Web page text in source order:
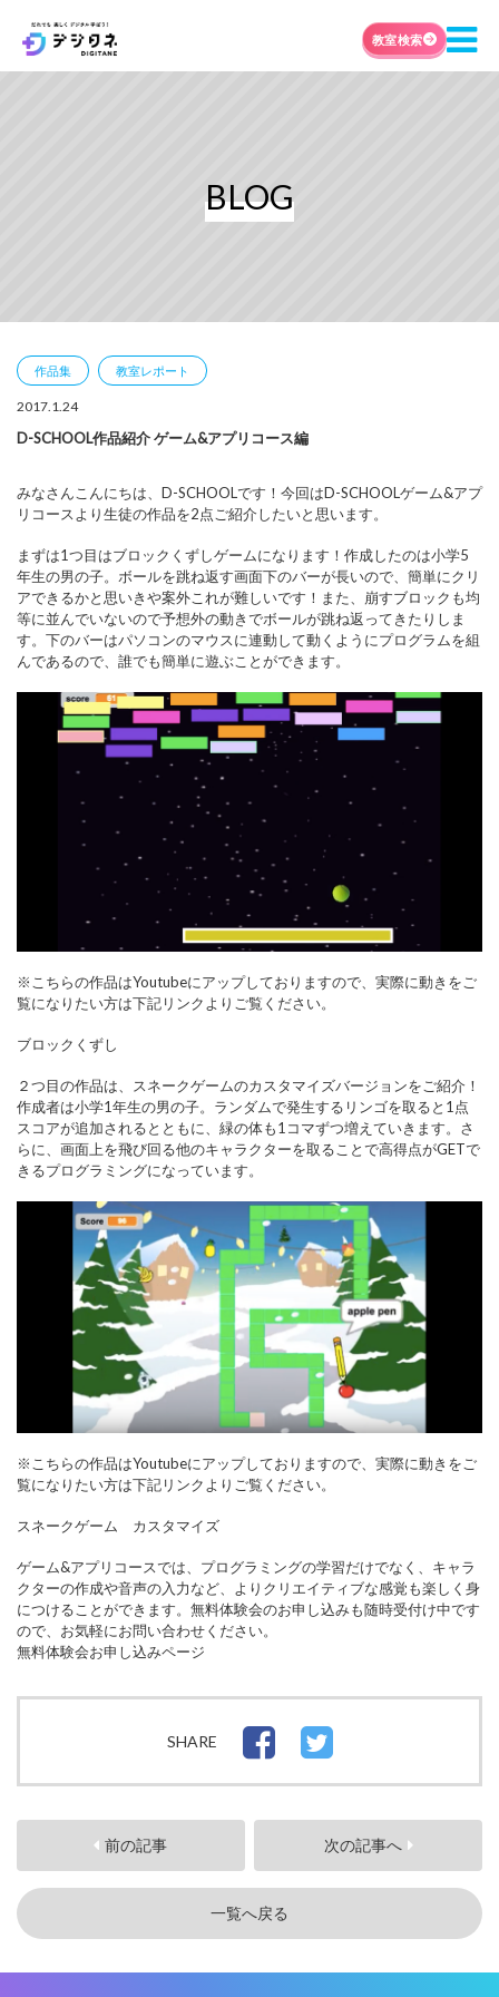
教室検索
BLOG
作品集 教室レポート
2017.1.24
D-SCHOOL作品紹介 ゲーム&アプリコース編
みなさんこんにちは、D-SCHOOLです！今回はD-SCHOOLゲーム&アプ
リコースより生徒の作品を2点ご紹介したいと思います。
まずは1つ目はブロックくずしゲームになります！作成したのは小学5
年生の男の子。ボールを跳ね返す画面下のバーが長いので、簡単にクリ
アできるかと思いきや案外これが難しいです！また、崩すブロックも均
等に並んでいないので予想外の動きでボールが跳ね返ってきたりしま
す。下のバーはパソコンのマウスに連動して動くようにプログラムを組
んであるので、誰でも簡単に遊ぶことができます。
※こちらの作品はYoutubeにアップしておりますので、実際に動きをご
覧になりたい方は下記リンクよりご覧ください。
ブロックくずし
２つ目の作品は、スネークゲームのカスタマイズバージョンをご紹介！
作成者は小学1年生の男の子。ランダムで発生するリンゴを取ると1点
スコアが追加されるとともに、緑の体も1コマずつ増えていきます。さ
らに、画面上を飛び回る他のキャラクターを取ることで高得点がGETで
きるプログラミングになっています。
※こちらの作品はYoutubeにアップしておりますので、実際に動きをご
覧になりたい方は下記リンクよりご覧ください。
スネークゲーム カスタマイズ
ゲーム&アプリコースでは、プログラミングの学習だけでなく、キャラ
クターの作成や音声の入力など、よりクリエイティブな感覚も楽しく身
につけることができます。無料体験会のお申し込みも随時受付け中です
ので、お気軽にお問い合わせください。
無料体験会お申し込みページ
SHARE
前の記事 次の記事へ
一覧へ戻る